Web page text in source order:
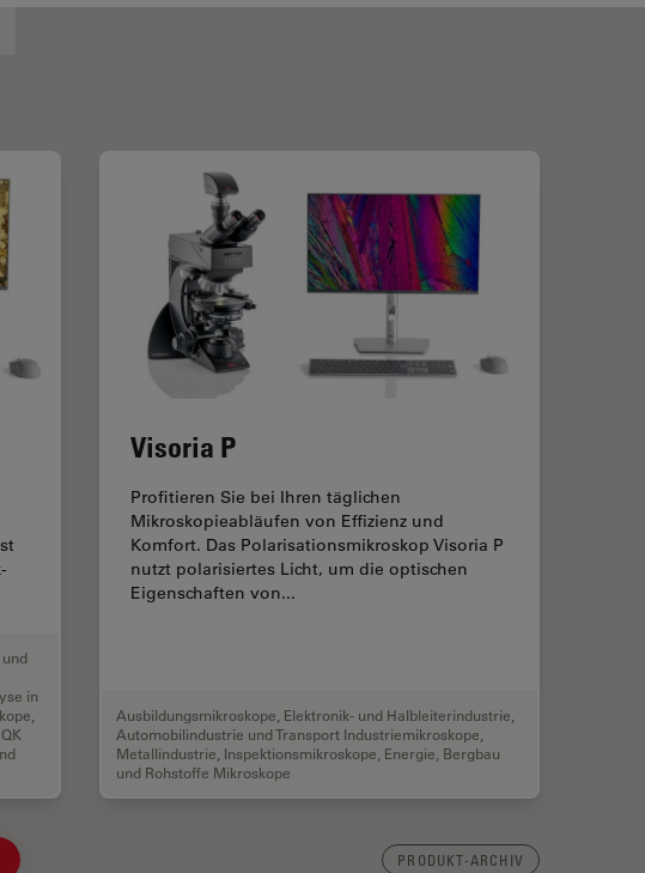
in
Visoria P
Profitieren Sie bei Ihren täglichen
Mikroskopieabläufen von Effizienz und
Komfort. Das Polarisationsmikroskop Visoria P
nutzt polarisiertes Licht, um die optischen
Eigenschaften von...
Ausbildungsmikroskope Elektronik- und Halbleiterindustrie
Automobilindustrie und Transport Industriemikroskope
Metallindustrie Inspektionsmikroskope Energie, Bergbau
und Rohstoffe Mikroskope
PRODUKT-ARCHIV